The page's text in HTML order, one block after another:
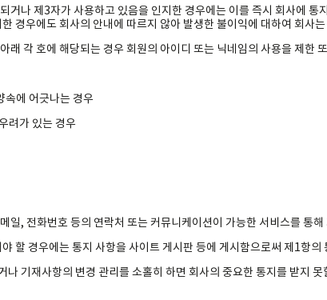
거나 제3자가 사용하고 있음을 인지한 경우에는 이를 즉시 회사에 통
경우에도 회사의 안내에 따르지 않아 발생한 불이익에 대하여 회사
래 각 호에 해당되는 경우 회원의 아이디 또는 닉네임의 사용을 제한
속에 어긋나는 경우
려가 있는 경우
일, 전화번호 등의 연락처 또는 커뮤니케이션이 가능한 서비스를 통
할 경우에는 통지 사항을 사이트 게시판 등에 게시함으로써 제1항의
나 기재사항의 변경 관리를 소홀히 하면 회사의 중요한 통지를 받지 못